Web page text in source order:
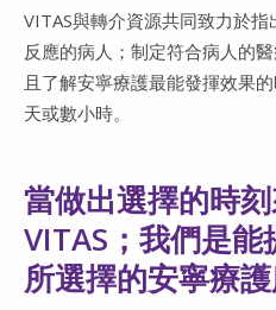
VITAS與轉介資源共同致力於
反應的病人；制定符合病人的
且了解安寧療護最能發揮效果
天或數小時。
當做出選擇的時
VITAS；我們是
所選擇的安寧療護